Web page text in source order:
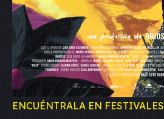
ENCUÉNTRALA EN FESTIVALES